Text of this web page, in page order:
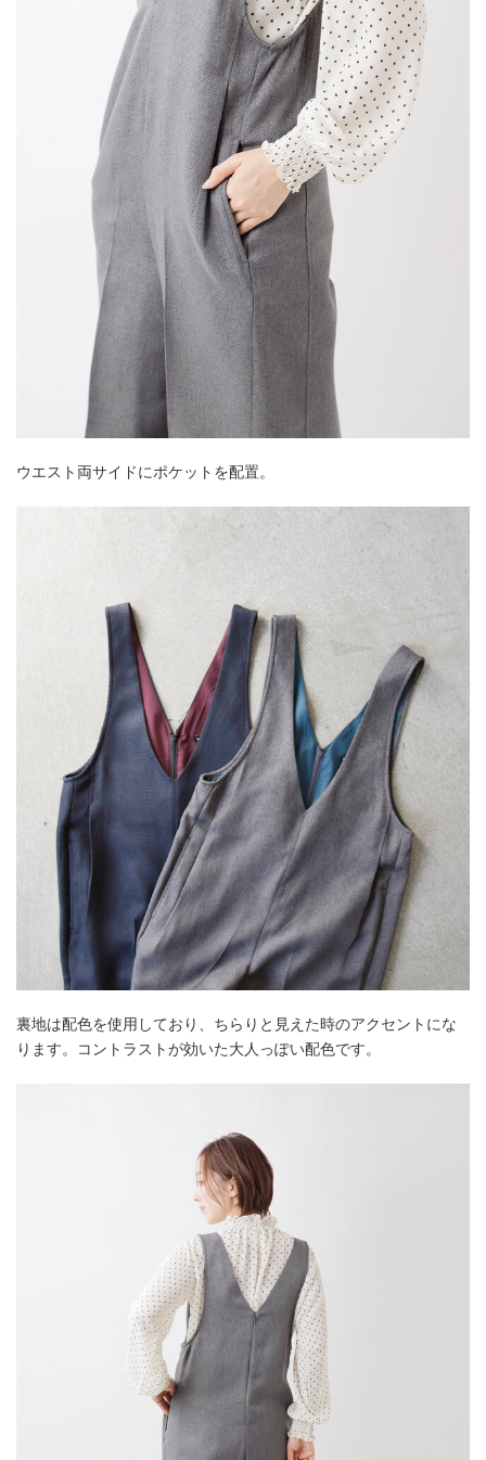
ウエスト両サイドにポケットを配置。
裏地は配色を使用しており、ちらりと見えた時のアクセントにな
ります。コントラストが効いた大人っぽい配色です。